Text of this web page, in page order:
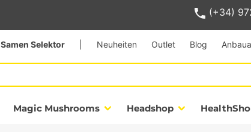
(+34)
Magic Mushrooms Headshop
Samen Selektor Neuheiten Outlet Blog